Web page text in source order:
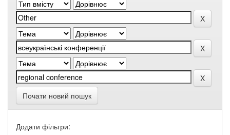
Почати новий пошук
Додати фільтри: